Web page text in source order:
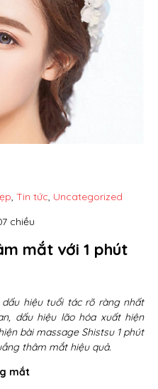
, Tin tức, Uncategorized
chiều
mắt với 1 phút
dấu hiệu tuổi tác rõ ràng nhất
dấu hiệu lão hóa xuất hiện
bài massage Shistsu 1 phút
thâm mắt hiệu quả.
mắt